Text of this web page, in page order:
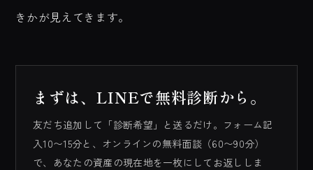
きかが見えてきます。
まずは、LINEで無料診断から。
友だち追加して「診断希望」と送るだけ。フォーム記
入10〜15分と、オンラインの無料面談（60〜90分）
で、あなたの資産の現在地を一枚にしてお返ししま